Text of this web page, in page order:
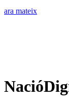
ara mateix